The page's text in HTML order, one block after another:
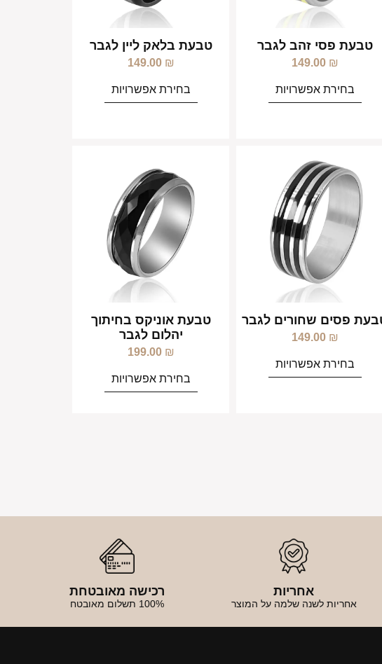
טבעת פסי זהב לגבר
149.00 ₪
בחירת אפשרויות
טבעת בלאק ליין לגבר
149.00 ₪
בחירת אפשרויות
פסים שחורים לגבר
149.00 ₪
בחירת אפשרויות
טבעת אוניקס בחיתוך
יהלום לגבר
199.00 ₪
בחירת אפשרויות
אחריות
אחריות לשנה שלמה על המוצר
רכישה מאובטחת
100% תשלום מאובטח